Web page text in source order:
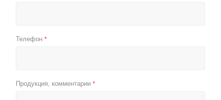
Телефон *
Продукция, комментарии *